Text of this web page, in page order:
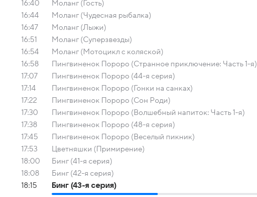
16:40
Моланг (Гость)
16:44
Моланг (Чудесная рыбалка)
16:47
Моланг (Лыжи)
16:51
Моланг (Суперзвезды)
16:54
Моланг (Мотоцикл с коляской)
16:58
Пингвиненок Пороро (Странное приключение: Часть 1-я)
17:07
Пингвиненок Пороро (44-я серия)
17:14
Пингвиненок Пороро (Гонки на санках)
17:22
Пингвиненок Пороро (Сон Роди)
17:30
Пингвиненок Пороро (Волшебный напиток: Часть 1-я)
17:38
Пингвиненок Пороро (48-я серия)
17:45
Пингвиненок Пороро (Веселый пикник)
17:53
Цветняшки (Примирение)
18:00
Бинг (41-я серия)
18:08
Бинг (42-я серия)
18:15
Бинг (43-я серия)